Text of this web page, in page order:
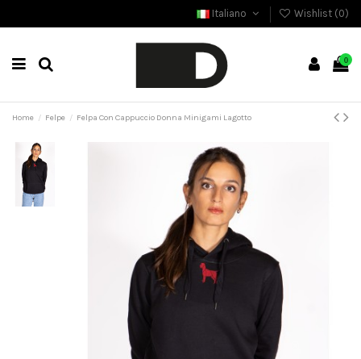
Italiano Wishlist (0)
0
Home Felpe Felpa Con Cappuccio Donna Minigami Lagotto